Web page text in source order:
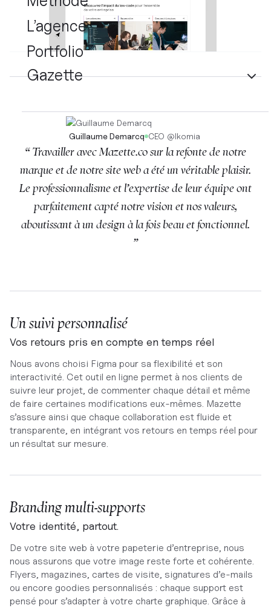
L’agence
Portfolio
Gazette
Guillaume Demarcq CEO @Ikomia
“ Travailler avec Mazette.co sur la refonte de notre
marque et de notre site web a été un véritable plaisir.
Le professionnalisme et l’expertise de leur équipe ont
parfaitement capté notre vision et nos valeurs,
aboutissant à un design à la fois beau et fonctionnel.
”
Un suivi personnalisé
Vos retours pris en compte en temps réel
Nous avons choisi Figma pour sa flexibilité et son
interactivité. Cet outil en ligne permet à nos clients de
suivre leur projet, de commenter chaque détail et même
de faire certaines modifications eux-mêmes. Mazette
s’assure ainsi que chaque collaboration est fluide et
transparente, en intégrant vos retours en temps réel pour
un résultat sur mesure.
Branding multi-supports
Votre identité, partout.
De votre site web à votre papeterie d’entreprise, nous
nous assurons que votre image reste forte et cohérente.
Flyers, magazines, cartes de visite, signatures d’e-mails
ou encore goodies personnalisés : chaque support est
pensé pour s’adapter à votre charte graphique. Grâce à